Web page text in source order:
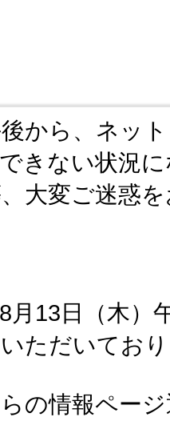
から、ネッ
きない状況
大変ご迷惑
月13日（木）
ただいてお
の情報ペー